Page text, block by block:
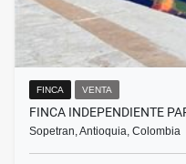
FINCA VENTA
FINCA INDEPENDIENTE
Sopetran, Antioquia, Colombia